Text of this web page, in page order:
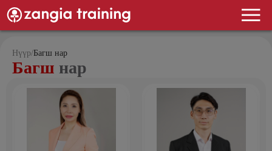
Нүүр/Багш нар
Багш нар